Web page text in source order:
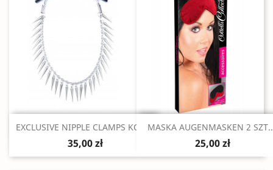
Szybki podgląd
EXCLUSIVE NIPPLE CLAMPS KOLCE
35,00 zł
Szybki podgląd
MASKA AUGENMASKEN 2
25,00 zł